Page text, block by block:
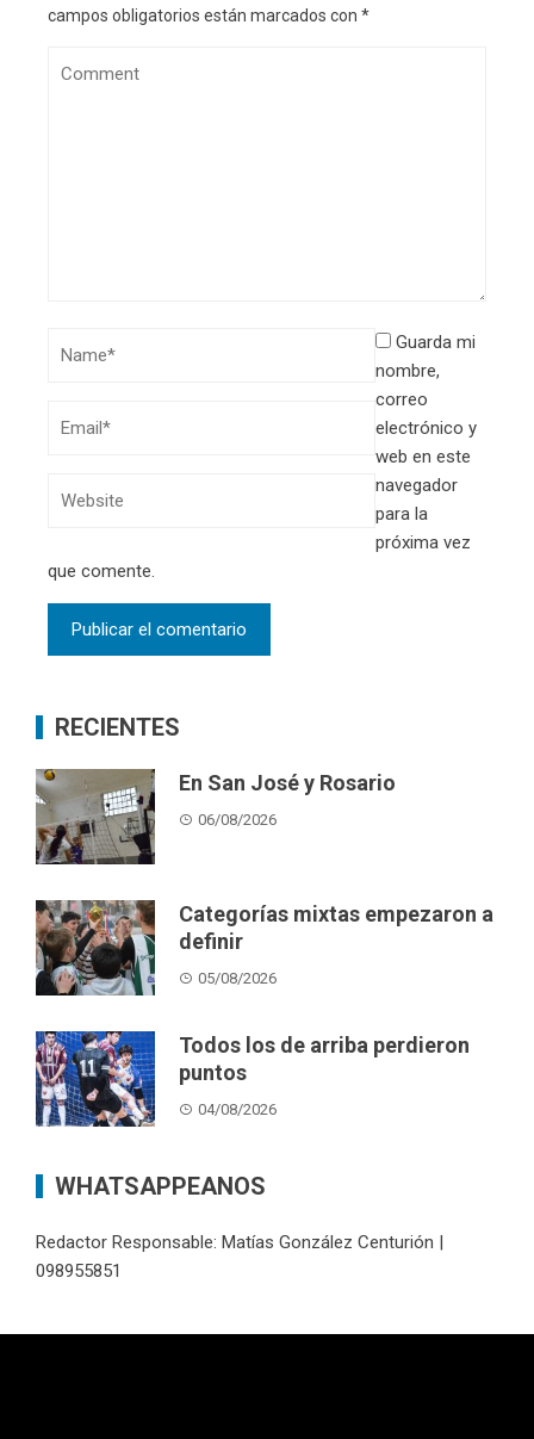
campos obligatorios están marcados con *
Guarda mi
nombre,
correo
electrónico y
web en este
navegador
para la
próxima vez
que comente.
RECIENTES
En San José y Rosario
06/08/2026
Categorías mixtas empezaron a
definir
05/08/2026
Todos los de arriba perdieron
puntos
04/08/2026
WHATSAPPEANOS
Redactor Responsable: Matías González Centurión |
098955851